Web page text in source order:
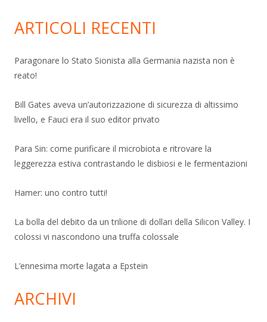
ARTICOLI RECENTI
Paragonare lo Stato Sionista alla Germania nazista non è
reato!
Bill Gates aveva un’autorizzazione di sicurezza di altissimo
livello, e Fauci era il suo editor privato
Para Sin: come purificare il microbiota e ritrovare la
leggerezza estiva contrastando le disbiosi e le fermentazioni
Hamer: uno contro tutti!
La bolla del debito da un trilione di dollari della Silicon Valley. I
colossi vi nascondono una truffa colossale
L’ennesima morte lagata a Epstein
ARCHIVI